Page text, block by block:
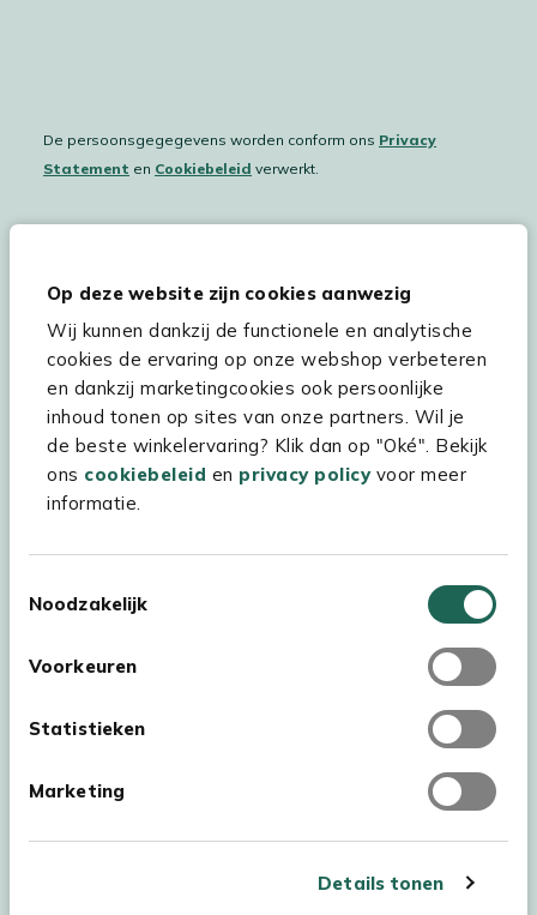
Op deze website zijn cookies aanwezig
Wij kunnen dankzij de functionele en analytische
cookies de ervaring op onze webshop verbeteren
en dankzij marketingcookies ook persoonlijke
inhoud tonen op sites van onze partners. Wil je
de beste winkelervaring? Klik dan op "Oké". Bekijk
ons cookiebeleid en privacy policyvoor meer
informatie.
Noodzakelijk
Voorkeuren
Statistieken
Marketing
Details tonen
De persoonsgegegevens worden conform ons Privacy
Statement en Cookiebeleid verwerkt.
Hulp & service
Assortiment
Kees Smit Tuinmeubelen
Experience Stores XXL